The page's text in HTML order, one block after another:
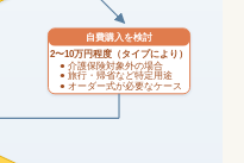
自費購入を検討
2〜10万円程度（タイプにより）
● 介護保険対象外の場合
● 旅行・帰省など特定用途
● オーダー式が必要なケース